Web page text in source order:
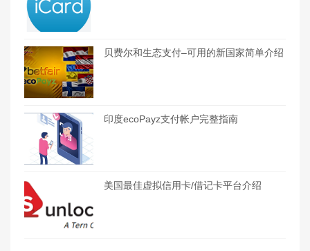
贝费尔和生态支付–可用的新国家简单介绍
印度ecoPayz支付帐户完整指南
美国最佳虚拟信用卡/借记卡平台介绍